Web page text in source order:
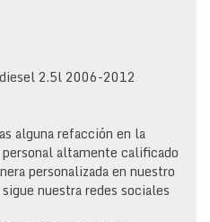
2.5l 2006-2012
alguna refacción en la
altamente calificado
personalizada en nuestro
nuestra redes sociales